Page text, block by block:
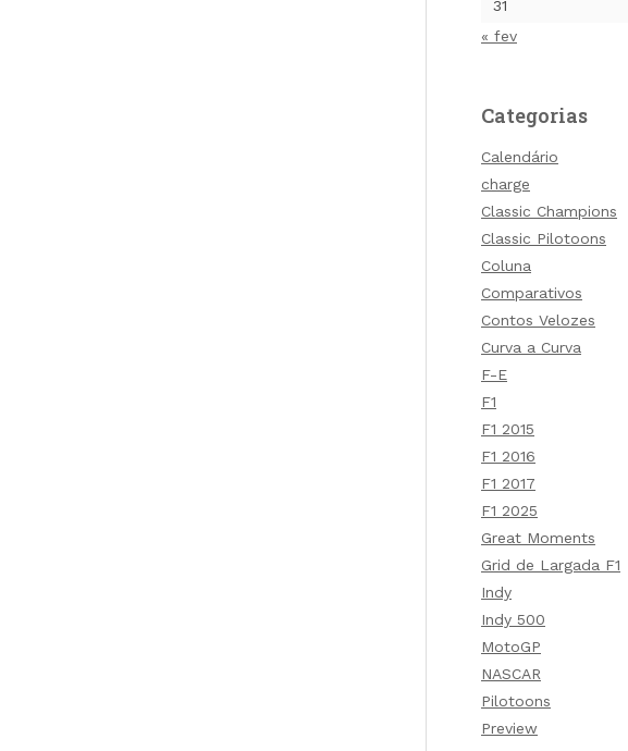
31
« fev
Categorias
Calendário
charge
Classic Champions
Classic Pilotoons
Coluna
Comparativos
Contos Velozes
Curva a Curva
F-E
F1
F1 2015
F1 2016
F1 2017
F1 2025
Great Moments
Grid de Largada F1
Indy
Indy 500
MotoGP
NASCAR
Pilotoons
Preview